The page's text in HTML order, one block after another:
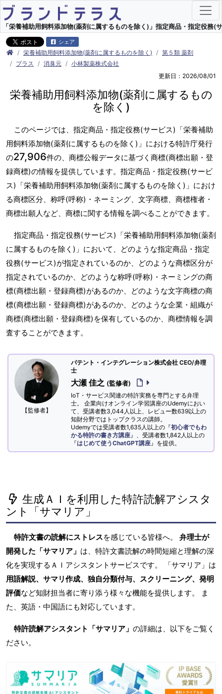
「栄養補助用飼料添加物(薬剤に属するものを除く)」指定商品・指定役務(
シェア
栄養補助用飼料添加物(薬剤に属するものを除く)
第５類 薬剤
プラス
消臭元
小林製薬株式会社
更新日：2026/08/01
栄養補助用飼料添加物(薬剤に属するもの
を除く)
このページでは、指定商品・指定役務(サービス)「栄養補助
用飼料添加物(薬剤に属するものを除く)」における特許庁発行
の27,906件の、商標公報データに基づく商標(商標出願・登
録商標)の情報を提供しています。指定商品・指定役務(サービ
ス)「栄養補助用飼料添加物(薬剤に属するものを除く)」におけ
る商標区分、称呼(呼称)・ネーミング、文字商標、商標権者・
商標出願人など、商標に関する情報を調べることができます。
指定商品・指定役務(サービス)「栄養補助用飼料添加物(薬剤
に属するものを除く)」において、どのような指定商品・指定
役務(サービス)が指定されているのか、どのような商標区分が
指定されているのか、どのような称呼(呼称)・ネーミングの商
標(商標出願・登録商標)があるのか、どのような文字商標の商
標(商標出願・登録商標)があるのか、どのような企業・組織が
商標(商標出願・登録商標)を保有しているのか、商標情報を調
査することができます。
【監修者】
パテント・インテグレーション株式会社 CEO/弁理
士
大瀬 佳之 (監修者)
IoT・サービス関連の特許実務を専門とする弁理
士。 企業向けオンライン学習講座のUdemyにおい
て、受講者数3,044人以上、レビュー数639以上の
知財分野ではトップクラスの講師。
Udemyでは受講者数1,635人以上の『初心者でもわ
かる特許の書き方講座 』、受講者数1,842人以上の
『はじめて使うChatGPT講座 』を提供。
生成ＡＩを利用した特許読解アシスタ
ント「サマリア」
特許文書の読解にストレスを感じている皆様へ。 弁理士が
開発した「サマリア」 は、特許文書読解の時間短縮と理解の深
化を実現するＡＩアシスタントサービスです。 「サマリア」は
用語解説、サマリ作成、独自分類付与、スクリーニング、発明
評価など知財担当者に寄り添う様々な機能を提供します。 ま
た、英語・中国語にも対応しています。
特許読解アシスタント「サマリア」 の詳細は、以下をご覧く
ださい。